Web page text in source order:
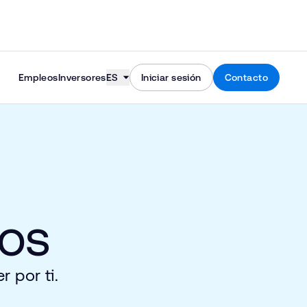
EmpleosInversoresES Iniciar sesión Contacto
por ti.